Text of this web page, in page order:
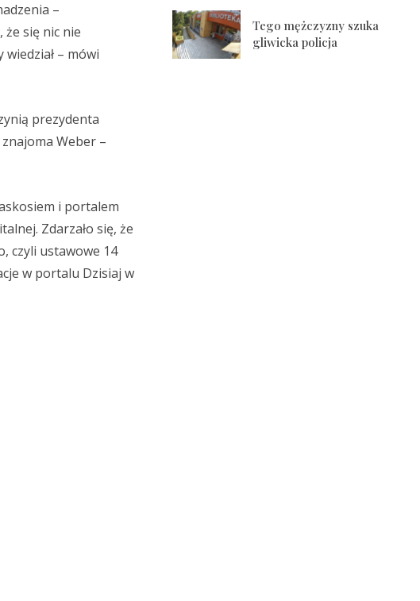
–
się nic nie
– mówi
prezydenta
Weber –
i portalem
Zdarzało się, że
czyli ustawowe 14
w portalu Dzisiaj w
Tego mężczyzny szuka
gliwicka policja